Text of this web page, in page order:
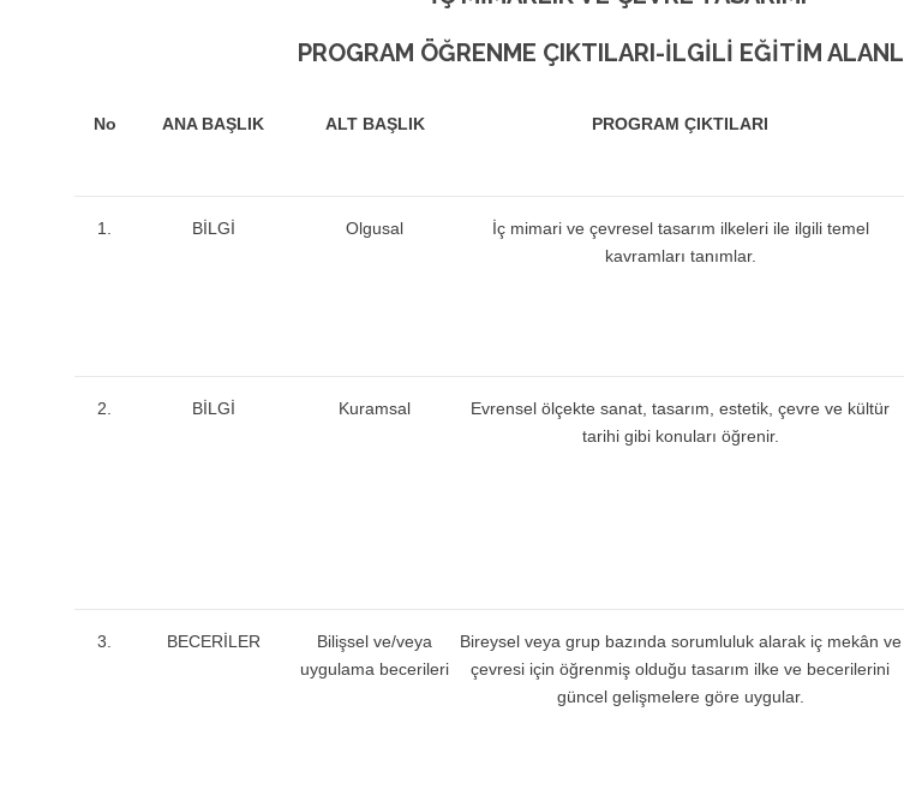
PROGRAM ÖĞRENME ÇIKTILARI-İLGİLİ EĞİTİM
No ANA BAŞLIK ALT BAŞLIK PROGRAM ÇIKTILARI
1. BİLGİ Olgusal
İç mimari ve çevresel tasarım ilkeleri ile ilgili temel
kavramları tanımlar.
2. BİLGİ Kuramsal
Evrensel ölçekte sanat, tasarım, estetik, çevre ve kültür
tarihi gibi konuları öğrenir.
3. BECERİLER
Bilişsel ve/veya
uygulama becerileri
Bireysel veya grup bazında sorumluluk alarak iç mekân ve
çevresi için öğrenmiş olduğu tasarım ilke ve becerilerini
güncel gelişmelere göre uygular.